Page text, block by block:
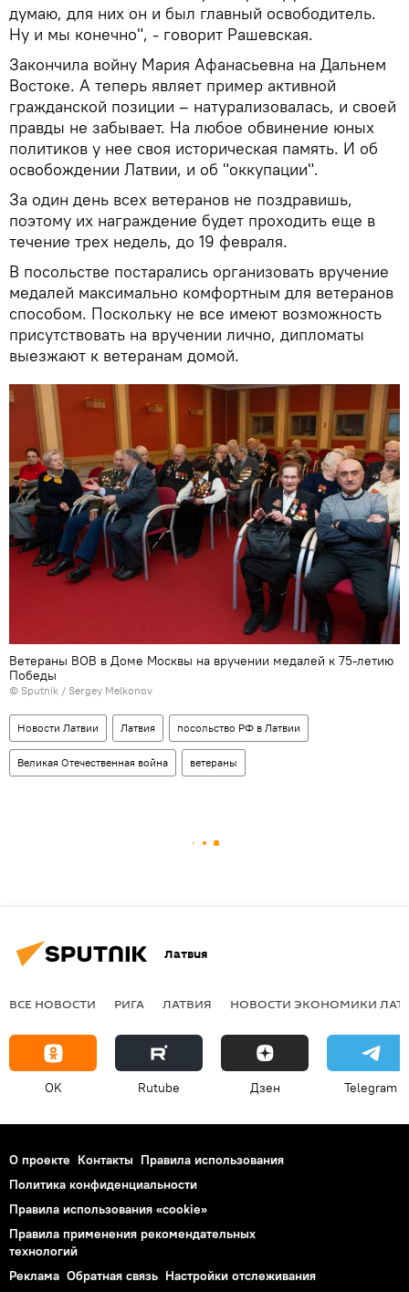
думаю, для них он и был главный освободитель.
Ну и мы конечно", - говорит Рашевская.
Закончила войну Мария Афанасьевна на Дальнем
Востоке. А теперь являет пример активной
гражданской позиции – натурализовалась, и своей
правды не забывает. На любое обвинение юных
политиков у нее своя историческая память. И об
освобождении Латвии, и об "оккупации".
За один день всех ветеранов не поздравишь,
поэтому их награждение будет проходить еще в
течение трех недель, до 19 февраля.
В посольстве постарались организовать вручение
медалей максимально комфортным для ветеранов
способом. Поскольку не все имеют возможность
присутствовать на вручении лично, дипломаты
выезжают к ветеранам домой.
Ветераны ВОВ в Доме Москвы на вручении медалей к 75-летию
Победы
© Sputnik / Sergey Melkonov
Новости Латвии Латвия посольство РФ в Латвии
Великая Отечественная война ветераны
Латвия
ВСЕ НОВОСТИ РИГА ЛАТВИЯ НОВОСТИ ЭКОНОМИКИ
OK Rutube Дзен Telegram
О проекте Контакты Правила использования
Политика конфиденциальности
Правила использования «cookie»
Правила применения рекомендательных
технологий
Реклама Обратная связь Настройки отслеживания